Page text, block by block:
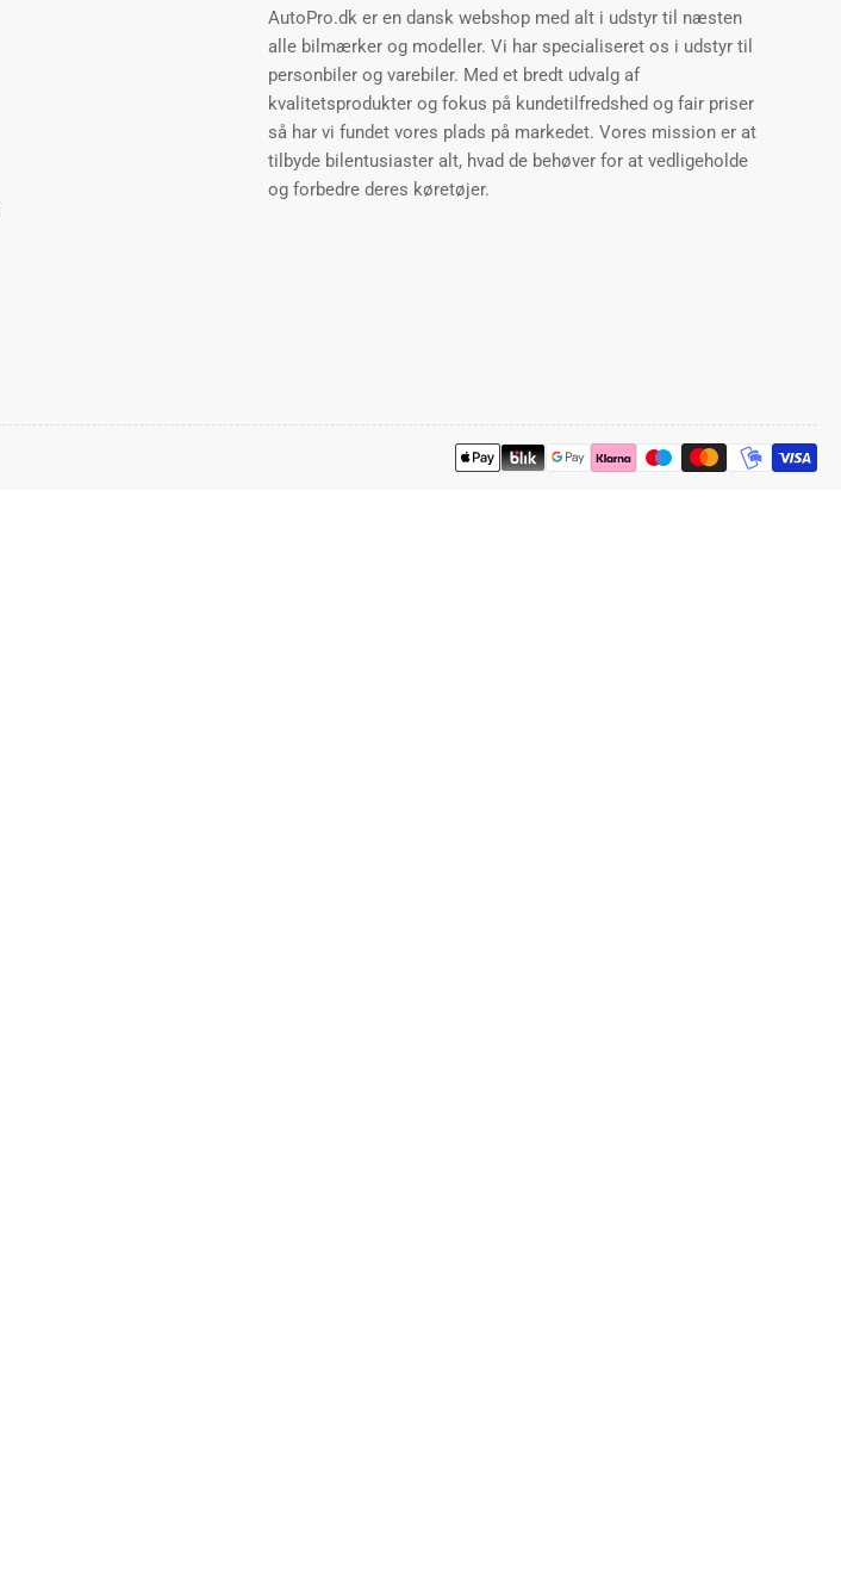
AutoPro.dk er en dansk webshop med alt i udstyr til næsten
alle bilmærker og modeller. Vi har specialiseret os i udstyr til
personbiler og varebiler. Med et bredt udvalg af
kvalitetsprodukter og fokus på kundetilfredshed og fair priser
så har vi fundet vores plads på markedet. Vores mission er at
tilbyde bilentusiaster alt, hvad de behøver for at vedligeholde
og forbedre deres køretøjer.
Betalingsmetoder